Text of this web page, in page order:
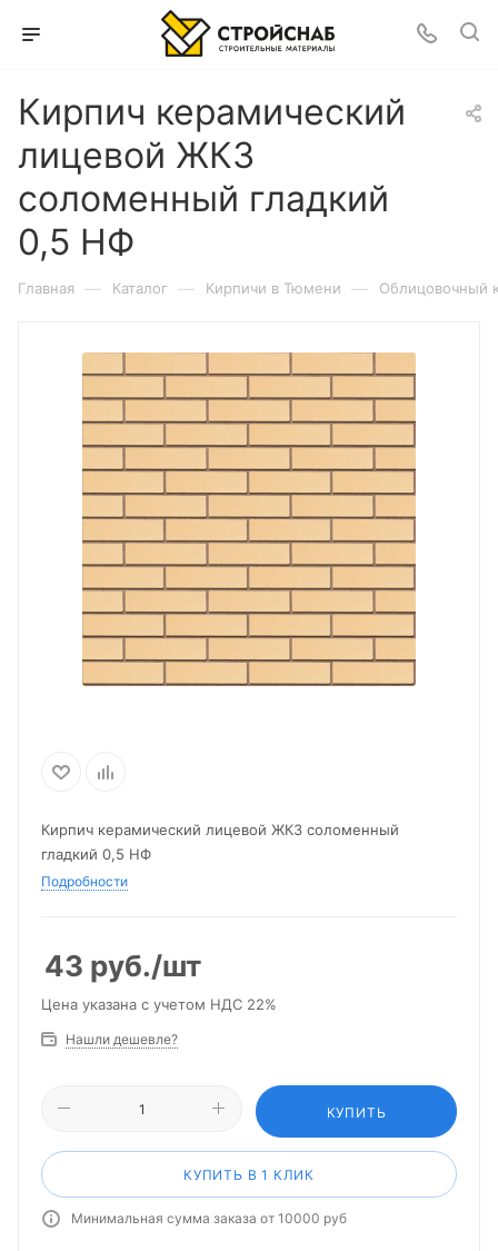
Кирпич керамический
лицевой ЖКЗ
соломенный гладкий
0,5 НФ
Главная — Каталог — Кирпичи в Тюмени — Облицовочный
Кирпич керамический лицевой ЖКЗ соломенный
гладкий 0,5 НФ
Подробности
43 руб./шт
Цена указана с учетом НДС 22%
Нашли дешевле?
КУПИТЬ
КУПИТЬ В 1 КЛИК
Минимальная сумма заказа от 10000 руб